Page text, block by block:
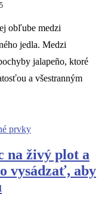
obľube medzi
jedla. Medzi
jalapeño, ktoré
a všestranným
prvky
na živý plot a
vysádzať, aby